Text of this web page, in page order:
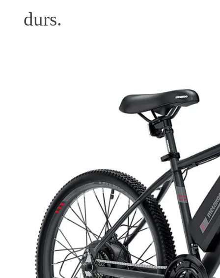
durs.